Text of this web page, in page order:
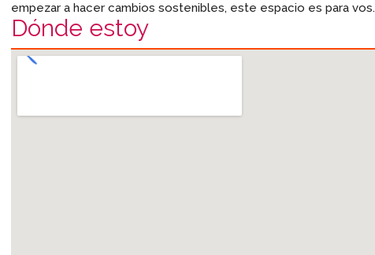
empezar a hacer cambios sostenibles, este espacio es para vos.
Dónde estoy